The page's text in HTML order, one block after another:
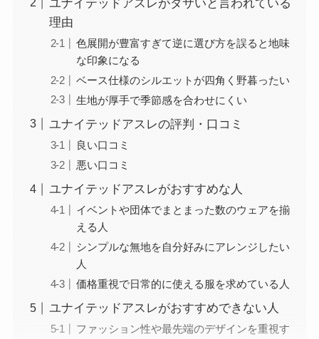
ユナイテッドアスレがダサいと言われている
理由
色展開が豊富すぎて逆に選び方を誤ると地味
な印象になる
ベース仕様のシルエットが四角く野暮ったい
生地が厚手で季節感を合わせにくい
ユナイテッドアスレの評判・口コミ
良い口コミ
悪い口コミ
ユナイテッドアスレがおすすめな人
イベントや団体でまとまった数のウェアを揃
える人
シンプルな無地を自分好みにアレンジしたい
人
価格重視で日常的に使える服を求めている人
ユナイテッドアスレがおすすめできない人
ファッション性や最先端のデザインを重視す